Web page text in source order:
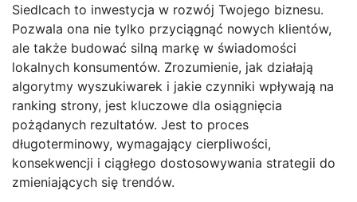
Siedlcach to inwestycja w rozwój Twojego biznesu.
Pozwala ona nie tylko przyciągnąć nowych klientów,
ale także budować silną markę w świadomości
lokalnych konsumentów. Zrozumienie, jak działają
algorytmy wyszukiwarek i jakie czynniki wpływają na
ranking strony, jest kluczowe dla osiągnięcia
pożądanych rezultatów. Jest to proces
długoterminowy, wymagający cierpliwości,
konsekwencji i ciągłego dostosowywania strategii do
zmieniających się trendów.